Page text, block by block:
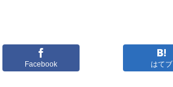
Facebook はてブ